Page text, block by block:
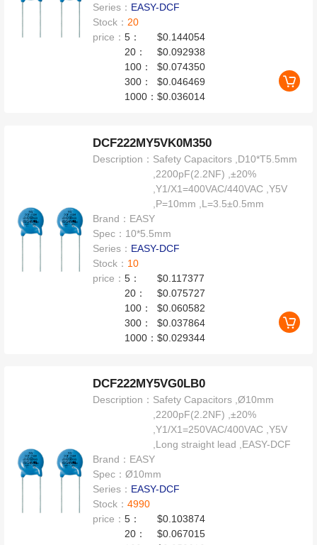
Series： EASY-DCF
Stock： 20
price：5：
$0.144054
20：
$0.092938
100：
$0.074350
300：
$0.046469
1000：$0.036014
DCF222MY5VK0M350
Description： Safety Capacitors ,D10*T5.5mm
,2200pF(2.2NF) ,±20%
,Y1/X1=400VAC/440VAC ,Y5V
,P=10mm ,L=3.5±0.5mm
Brand： EASY
Spec： 10*5.5mm
Series： EASY-DCF
Stock： 10
price：5：
$0.117377
20：
$0.075727
100：
$0.060582
300：
$0.037864
1000：$0.029344
DCF222MY5VG0LB0
Description： Safety Capacitors ,Ø10mm
,2200pF(2.2NF) ,±20%
,Y1/X1=250VAC/400VAC ,Y5V
,Long straight lead ,EASY-DCF
Brand： EASY
Spec：Ø10mm
Series： EASY-DCF
Stock：4990
price：5：
$0.103874
20：
$0.067015